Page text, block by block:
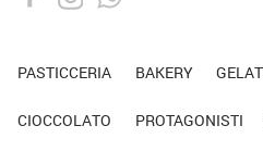
PASTICCERIA BAKERY
CIOCCOLATO PROTAGONISTI